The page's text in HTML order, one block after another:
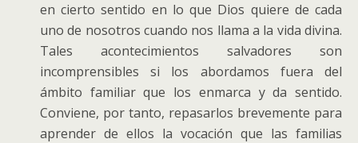
en cierto sentido en lo que Dios quiere de cada
uno de nosotros cuando nos llama a la vida divina.
Tales acontecimientos salvadores son
incomprensibles si los abordamos fuera del
ámbito familiar que los enmarca y da sentido.
Conviene, por tanto, repasarlos brevemente para
aprender de ellos la vocación que las familias